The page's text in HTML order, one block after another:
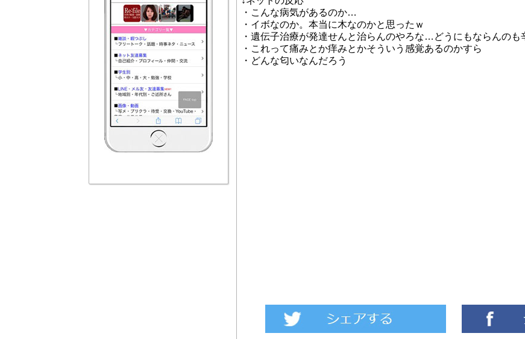
・こんな病気があるのか…
・イボなのか。本当に木なのかと思ったｗ
・遺伝子治療が発達せんと治らんのやろな…どうにもならんのも
・これって痛みとか痒みとかそういう感覚あるのかすら
・どんな匂いなんだろう